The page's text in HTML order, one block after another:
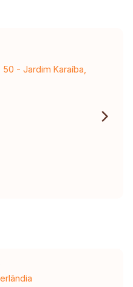
- Jardim Karaíba,